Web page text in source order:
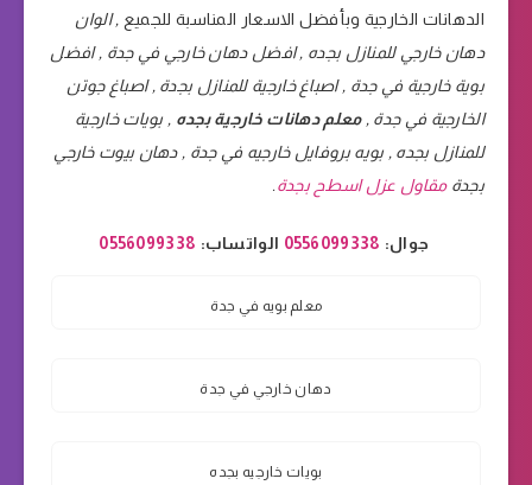
الدهانات الخارجية وبأفضل الاسعار المناسبة للجميع , الوان
دهان خارجي للمنازل بجده , افضل دهان خارجي في جدة ,افضل
بوية خارجية في جدة , اصباغ خارجية للمنازل بجدة , اصباغ جوتن
الخارجية في جدة , معلم دهانات خارجية بجده , بويات خارجية
للمنازل بجده , بويه بروفايل خارجيه فيجدة , دهان بيوت خارجي
بجدةمقاول عزل اسطح بجدة.
جوال: 0556099338 الواتساب: 0556099338
معلم بويه في جدة
دهان خارجي في جدة
بويات خارجيه بجده